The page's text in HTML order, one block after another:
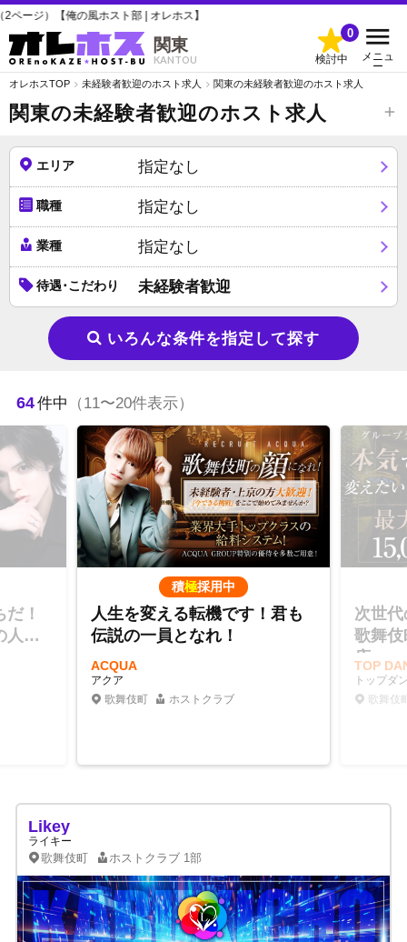
ト部 | オレホス】
関東
KANTOU 検討中
0
メニュ
ー
オレホスTOP 未経験者歓迎のホスト求人 関東の未経験者歓迎のホスト求人
関東の未経験者歓迎のホスト求人
エリア 指定なし
職種 指定なし
業種 指定なし
待遇･こだわり 未経験者歓迎
いろんな条件を指定して探す
64件中 （11〜20件表示）
！
人気
積極採用中
人生を変える転機です！君も
伝説の一員となれ！
ACQUA
アクア
歌舞伎町
ホストクラブ
次世
歌舞
店
TOP
トップダ
歌舞伎
Likey
ライキー
歌舞伎町 ホストクラブ 1部